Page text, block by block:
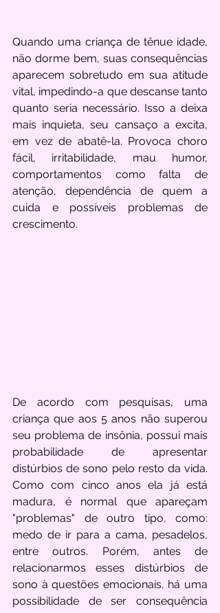
Quando uma criança de tênue idade,
não dorme bem, suas consequências
aparecem sobretudo em sua atitude
vital, impedindo-a que descanse tanto
quanto seria necessário. Isso a deixa
mais inquieta, seu cansaço a excita,
em vez de abatê-la. Provoca choro
fácil, irritabilidade, mau humor,
comportamentos como falta de
atenção, dependência de quem a
cuida e possíveis problemas de
crescimento.
De acordo com pesquisas, uma
criança que aos 5 anos não superou
seu problema de insônia, possui mais
probabilidade de apresentar
distúrbios de sono pelo resto da vida.
Como com cinco anos ela já está
madura, é normal que apareçam
"problemas" de outro tipo, como:
medo de ir para a cama, pesadelos,
entre outros. Porém, antes de
relacionarmos esses distúrbios de
sono à questões emocionais, há uma
possibilidade de ser consequência